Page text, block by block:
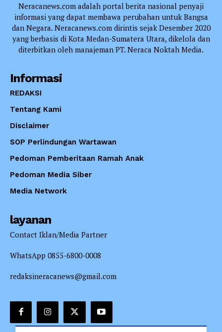
Neracanews.com adalah portal berita nasional penyaji
informasi yang dapat membawa perubahan untuk Bangsa
dan Negara. Neracanews.com dirintis sejak Desember 2020
yang berbasis di Kota Medan-Sumatera Utara, dikelola dan
diterbitkan oleh manajeman PT. Neraca Noktah Media.
Informasi
REDAKSI
Tentang Kami
Disclaimer
SOP Perlindungan Wartawan
Pedoman Pemberitaan Ramah Anak
Pedoman Media Siber
Media Network
layanan
Contact Iklan/Media Partner
WhatsApp 0855-6800-0008
redaksineracanews@gmail.com